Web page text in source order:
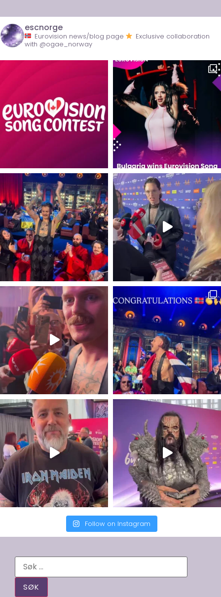
escnorge
Eurovision news/blog page
Exclusive collaboration
with @ogae_norway
Follow on Instagram